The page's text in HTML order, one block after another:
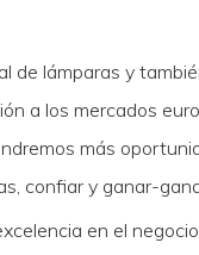
de lámparas y
a los mercados
más
confiar y ganar-
en el